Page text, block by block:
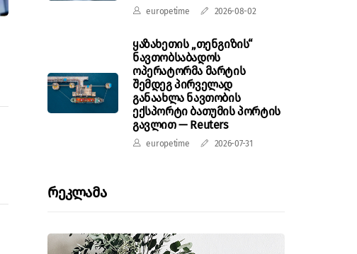
europetime 2026-08-02
ყაზახეთის „თენგიზის“
ნავთობსაბადოს
ოპერატორმა მარტის
შემდეგ პირველად
განაახლა ნავთობის
ექსპორტი ბათუმის პორტის
გავლით — Reuters
europetime 2026-07-31
Რეკლამა